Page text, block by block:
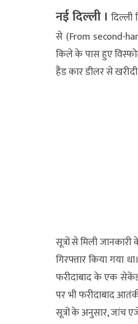
नई दिल्ली ।
से (From second-
किले के पास हुए
हैंड कार डीलर से
सूत्रों से मिली
गिरफ्तार किया गया
फरीदाबाद के एक
पर भी फरीदाबाद
सूत्रों के अनुसार, जांच